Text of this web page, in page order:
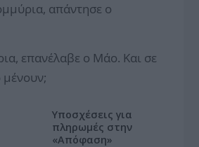
απάντησε ο
επανέλαβε ο Μάο. Και σε
μένουν;
Υποσχέσεις για
πληρωμές στην
«Απόφαση»